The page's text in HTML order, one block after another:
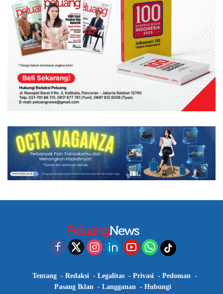
Tentang Redaksi Legalitas Privasi
Pedoman
Pasang Iklan
Langganan Hubungi